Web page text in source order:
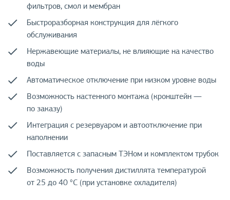
фильтров, смол и мембран
Быстроразборная конструкция для лёгкого
обслуживания
Нержавеющие материалы, не влияющие на качество
воды
Автоматическое отключение при низком уровне воды
Возможность настенного монтажа (кронштейн —
по заказу)
Интеграция с резервуаром и автоотключение при
наполнении
Поставляется с запасным ТЭНом и комплектом трубок
Возможность получения дистиллята температурой
от 25 до 40 °C (при установке охладителя)